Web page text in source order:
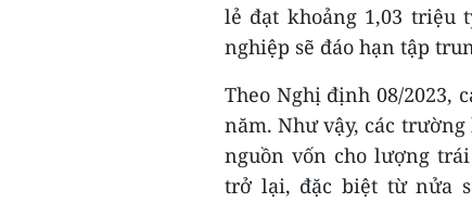
lẻ đạt khoảng 1,03 triệu
nghiệp sẽ đáo hạn tập
Theo Nghị định 08/2023,
năm. Như vậy, các
nguồn vốn cho lượng
trở lại, đặc biệt từ nửa